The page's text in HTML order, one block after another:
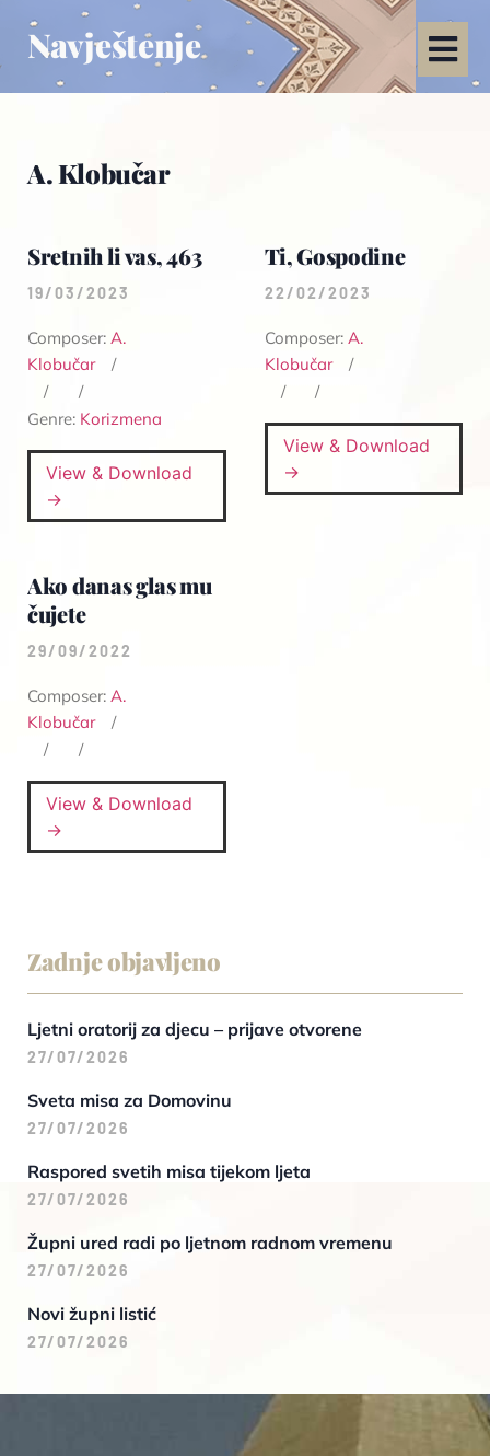
Navještenje
A. Klobučar
Sretnih li vas, 463
19/03/2023
Composer: A.
Klobučar
Genre: Korizmena
View & Download
→
Ti, Gospodine
22/02/2023
Composer: A.
Klobučar
View & Download
→
Ako danas glas mu
čujete
29/09/2022
Composer: A.
Klobučar
View & Download
→
Zadnje objavljeno
Ljetni oratorij za djecu – prijave otvorene
27/07/2026
Sveta misa za Domovinu
27/07/2026
Raspored svetih misa tijekom ljeta
27/07/2026
Župni ured radi po ljetnom radnom vremenu
27/07/2026
Novi župni listić
27/07/2026